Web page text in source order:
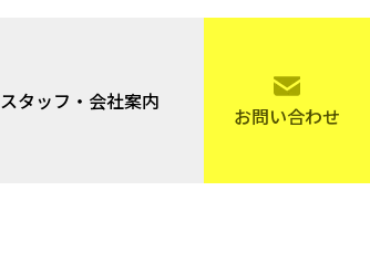
スタッフ・会社案内
お問い合わせ